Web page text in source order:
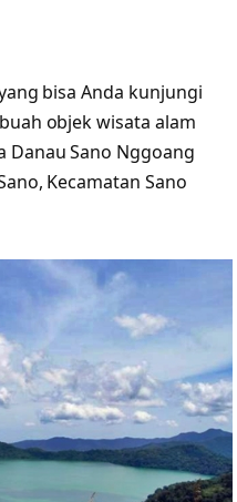
bisa Anda kunjungi
objek wisata alam
Danau Sano Nggoang
Kecamatan Sano